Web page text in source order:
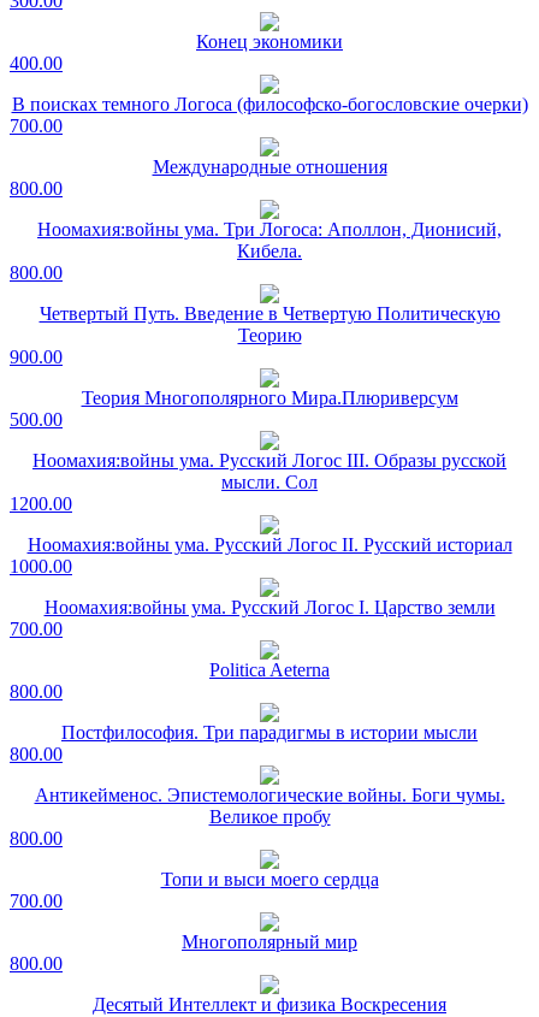
Конец экономики
400.00
В поисках темного Логоса (философско-богословские очерки)
700.00
Международные отношения
800.00
Ноомахия:войны ума. Три Логоса: Аполлон, Дионисий,
Кибела.
800.00
Четвертый Путь. Введение в Четвертую Политическую
Теорию
900.00
Теория Многополярного Мира.Плюриверсум
500.00
Ноомахия:войны ума. Русский Логос III. Образы русской
мысли. Сол
1200.00
Ноомахия:войны ума. Русский Логос II. Русский историал
1000.00
Ноомахия:войны ума. Русский Логос I. Царство земли
700.00
Politica Aeterna
800.00
Постфилософия. Три парадигмы в истории мысли
800.00
Антикейменос. Эпистемологические войны. Боги чумы.
Великое пробу
800.00
Топи и выси моего сердца
700.00
Многополярный мир
800.00
Десятый Интеллект и физика Воскресения